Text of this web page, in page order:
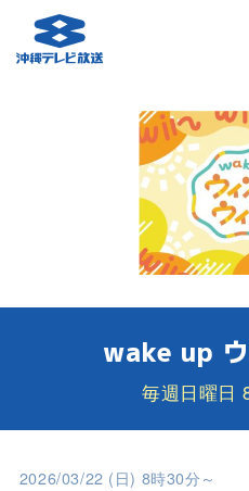
wake up
毎週日曜日
2026/03/22 (日) 8時30分～